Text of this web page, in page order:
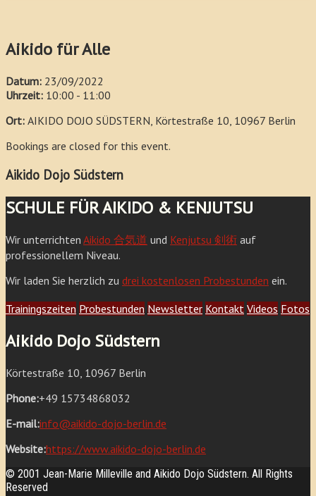
Aikido für Alle
Datum: 23/09/2022
Uhrzeit: 10:00 - 11:00
Ort: AIKIDO DOJO SÜDSTERN, Körtestraße 10, 10967 Berlin
Bookings are closed for this event.
Aikido Dojo Südstern
SCHULE FÜR AIKIDO & KENJUTSU
Wir unterrichten Aikido 合気道 und Kenjutsu 剣術 auf
professionellem Niveau.
Wir laden Sie herzlich zu drei kostenlosen Probestunden ein.
Trainingszeiten Probestunden Newsletter Kontakt Videos Fotos
Aikido Dojo Südstern
Körtestraße 10, 10967 Berlin
Phone:+49 15734868032
E-mail:info@aikido-dojo-berlin.de
Website:https://www.aikido-dojo-berlin.de
© 2001 Jean-Marie Milleville and Aikido Dojo Südstern. All Rights
Reserved